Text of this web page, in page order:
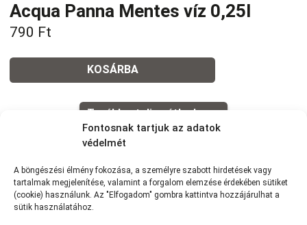
Fontosnak tartjuk az adatok
védelmét
A böngészési élmény fokozása, a személyre szabott hirdetések vagy
tartalmak megjelenítése, valamint a forgalom elemzése érdekében sütiket
(cookie) használunk. Az "Elfogadom" gombra kattintva hozzájárulhat a
sütik használatához.
Acqua Panna Mentes víz 0,25l
790 Ft
KOSÁRBA
Tovább a teljes étlaphoz >
Házhozszállítás / Elvitel Rendelj Online